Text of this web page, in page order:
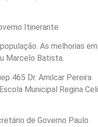
Itinerante
As melhorias em
Marcelo Batista.
465 Dr. Amilcar Pereira
Municipal Regina Celi
de Governo Paulo